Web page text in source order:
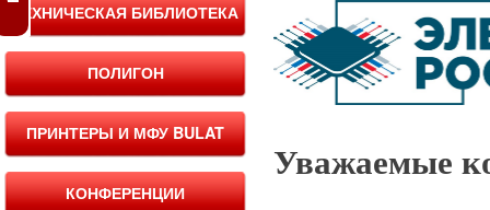
ТЕХНИЧЕСКАЯ БИБЛИОТЕКА
ПОЛИГОН
ПРИНТЕРЫ И МФУ BULAT
КОНФЕРЕНЦИИ
Уважаемые